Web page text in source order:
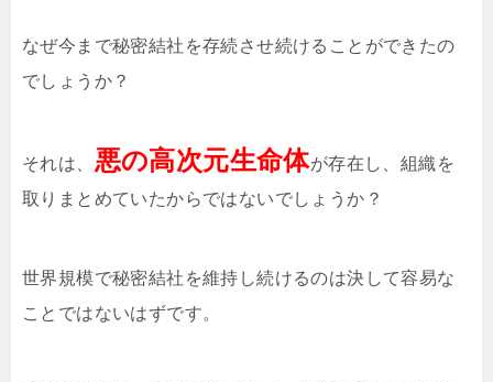
なぜ今まで秘密結社を存続させ続けることができたの
でしょうか？
それは、 悪の高次元生命体が存在し、組織を
取りまとめていたからではないでしょうか？
世界規模で秘密結社を維持し続けるのは決して容易な
ことではないはずです。